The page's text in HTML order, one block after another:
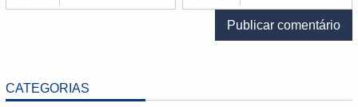
CATEGORIAS